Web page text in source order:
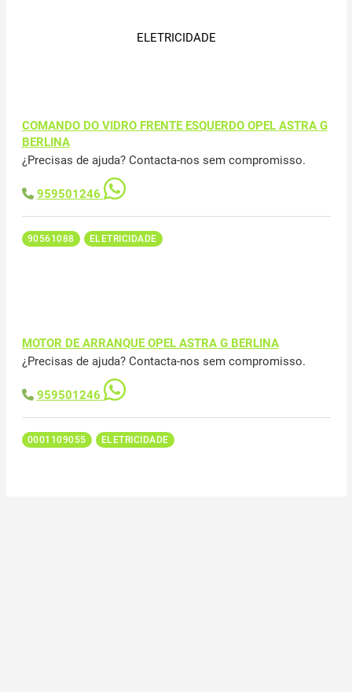
ELETRICIDADE
COMANDO DO VIDRO FRENTE ESQUERDO OPEL ASTRA G
BERLINA
¿Precisas de ajuda? Contacta-nos sem compromisso.
959501246
90561088 ELETRICIDADE
MOTOR DE ARRANQUE OPEL ASTRA G BERLINA
¿Precisas de ajuda? Contacta-nos sem compromisso.
959501246
0001109055 ELETRICIDADE